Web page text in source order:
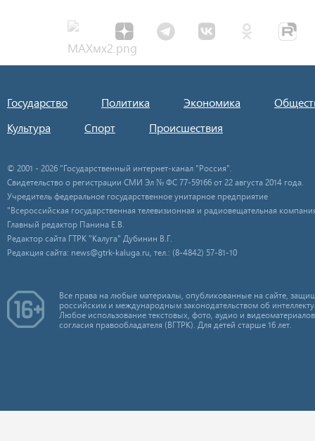
Государство Политика Экономика
Культура
Спорт Происшествия
© 2001 - 2026 "Государственный интернет-канал "Россия".
Свидетельство о регистрации СМИ Эл № ФС 77-59166 от 22 августа 2014 года.
Учредитель федеральное государственное унитарное предприятие
"Всероссийская государственная телевизионная и радиовещательная
Главный редактор Панина Е.В.
Редактор сайта ГТРК "Калуга" Дубинин В.Г.
Редакция сайта: news@gtrk-kaluga.ru, тел.: (8-4842) 57-81-10
Все права на любые материалы, опубликованные на сайте,
российским и международным законодательством об
Любое использование текстовых, фото, аудио и
согласия правообладателя (ВГТРК). Для детей старше 16 лет.